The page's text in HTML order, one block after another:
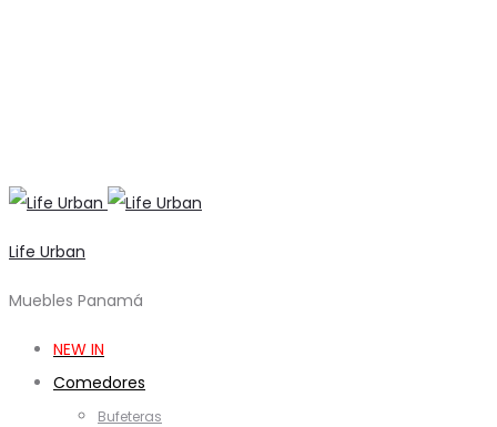
Life Urban
Muebles Panamá
NEW IN
Comedores
Bufeteras